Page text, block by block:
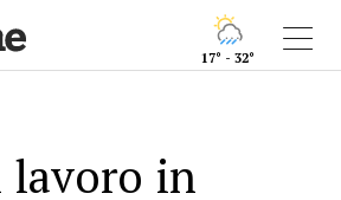
17° - 32°
lavoro in